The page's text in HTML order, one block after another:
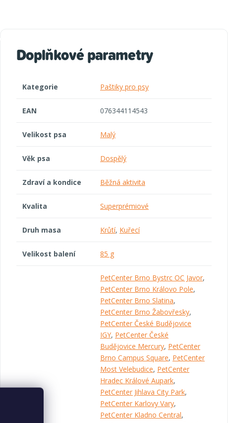
Doplňkové parametry
Kategorie Paštiky pro psy
EAN 076344114543
Velikost psa Malý
Věk psa Dospělý
Zdraví a kondice Běžná aktivita
Kvalita Superprémiové
Druh masa Krůtí, Kuřecí
Velikost balení 85 g
PetCenter Brno Bystrc OC Javor,
PetCenter Brno Královo Pole,
PetCenter Brno Slatina,
PetCenter Brno Žabovřesky,
PetCenter České Budějovice
IGY, PetCenter České
Budějovice Mercury, PetCenter
Brno Campus Square, PetCenter
Most Velebudice, PetCenter
Hradec Králové Aupark,
PetCenter Jihlava City Park,
PetCenter Karlovy Vary,
PetCenter Kladno Central,